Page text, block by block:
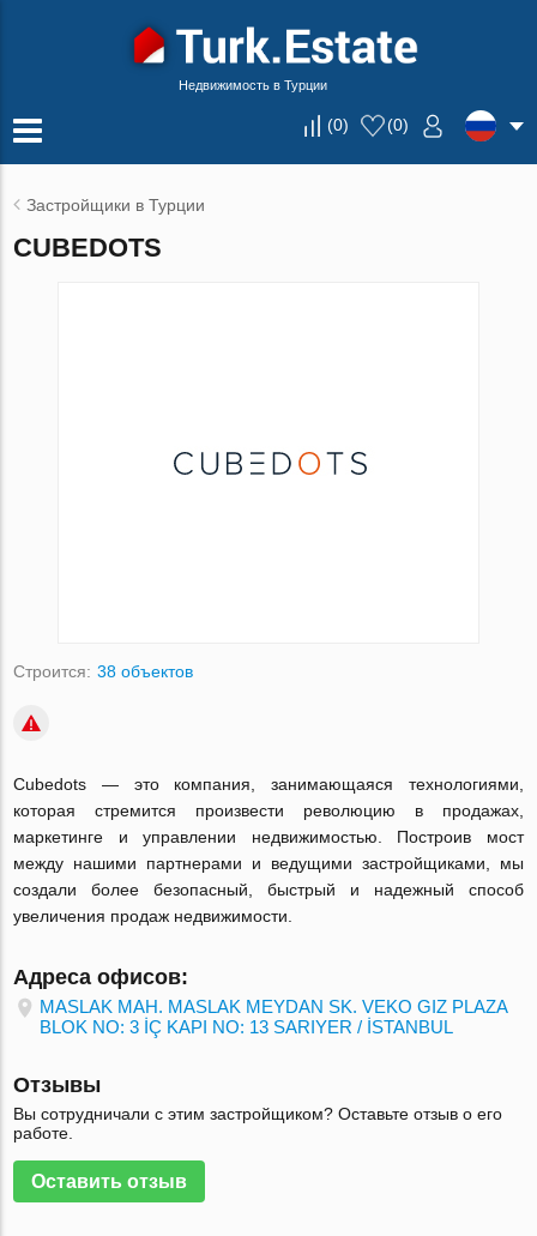
Недвижимость в Турции
(0) (0)
Застройщики в Турции
CUBEDOTS
Строится: 38 объектов
Cubedots — это компания, занимающаяся технологиями,
которая стремится произвести революцию в продажах,
маркетинге и управлении недвижимостью. Построив мост
между нашими партнерами и ведущими застройщиками, мы
создали более безопасный, быстрый и надежный способ
увеличения продаж недвижимости.
Адреса офисов:
MASLAK MAH. MASLAK MEYDAN SK. VEKO GIZ PLAZA
BLOK NO: 3 İÇ KAPI NO: 13 SARIYER / İSTANBUL
Отзывы
Вы сотрудничали с этим застройщиком? Оставьте отзыв о его
работе.
Оставить отзыв